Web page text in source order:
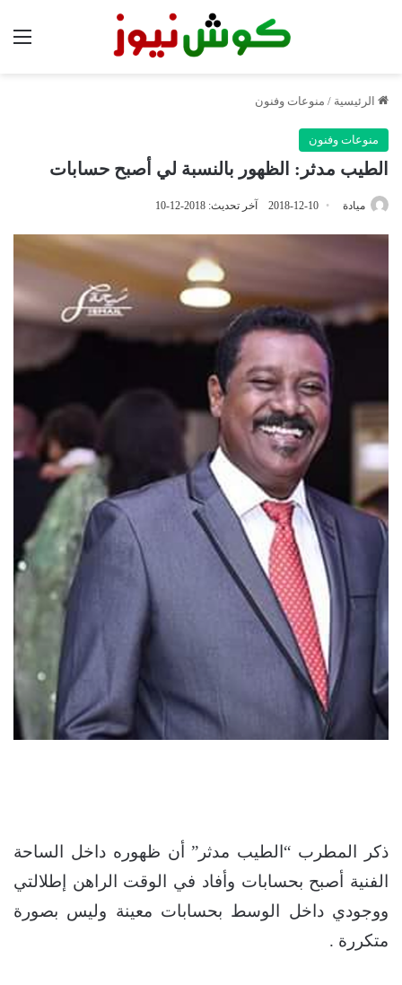
الرئيسية / منوعات وفنون
منوعات وفنون
الطيب مدثر: الظهور بالنسبة لي أصبح حسابات
ميادة 2018-12-10 آخر تحديث: 2018-12-10
ذكر المطرب “الطيب مدثر” أن ظهوره داخل الساحة
الفنية أصبح بحسابات وأفاد في الوقت الراهن إطلالتي
ووجودي داخل الوسط بحسابات معينة وليس بصورة
متكررة .